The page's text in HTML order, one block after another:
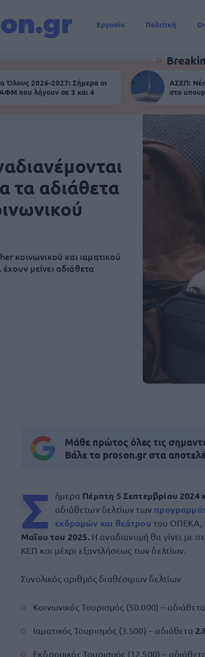
Εργασία Πολιτική
Όλους 2026-2027: Σήμερα οι
ΑΦΜ που λήγουν σε 3 και 4
ΑΣΕΠ:
στο
τα αδιάθετα
κοινωνικού και ιαματικού
μείνει αδιάθετα
Μάθε πρώτος όλες τις
Βάλε το proson.gr στα
Σ ήμερα Πέμπτη 5 Σεπτεμβρίου 2024
αδιάθετων δελτίων των
εκδρομών και θεάτρου του ΟΠΕΚΑ,
Μαΐου του 2025. Η αναδιανομή θα γίνει με
ΚΕΠ και μέχρι εξαντλήσεως των δελτίων.
Συνολικός αριθμός διαθέσιμων δελτίων
Κοινωνικός Τουρισμός (50.000) – αδιάθετα
Ιαματικός Τουρισμός (3.500) – αδιάθετα
Εκδρομικός Τουρισμός (12.500) –